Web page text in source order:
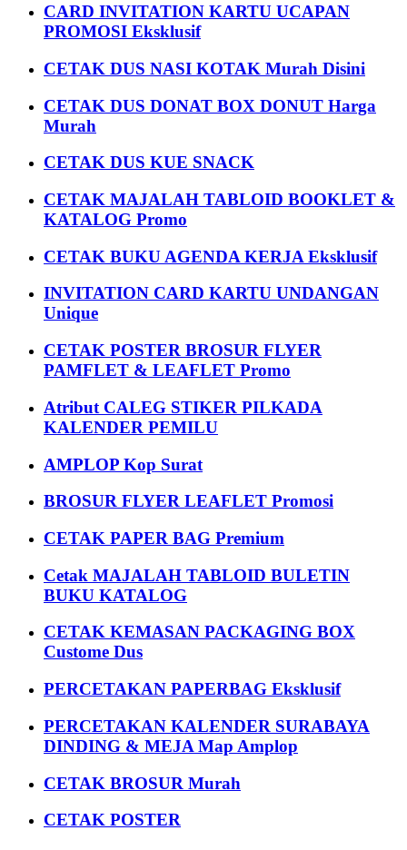
CARD INVITATION KARTU UCAPAN
PROMOSI Eksklusif
CETAK DUS NASI KOTAK Murah Disini
CETAK DUS DONAT BOX DONUT Harga
Murah
CETAK DUS KUE SNACK
CETAK MAJALAH TABLOID BOOKLET &
KATALOG Promo
CETAK BUKU AGENDA KERJA Eksklusif
INVITATION CARD KARTU UNDANGAN
Unique
CETAK POSTER BROSUR FLYER
PAMFLET & LEAFLET Promo
Atribut CALEG STIKER PILKADA
KALENDER PEMILU
AMPLOP Kop Surat
BROSUR FLYER LEAFLET Promosi
CETAK PAPER BAG Premium
Cetak MAJALAH TABLOID BULETIN
BUKU KATALOG
CETAK KEMASAN PACKAGING BOX
Custome Dus
PERCETAKAN PAPERBAG Eksklusif
PERCETAKAN KALENDER SURABAYA
DINDING & MEJA Map Amplop
CETAK BROSUR Murah
CETAK POSTER